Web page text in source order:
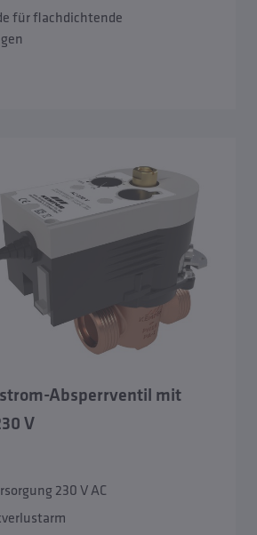
für flachdichtende
Absperrventil mit
V
230 V AC